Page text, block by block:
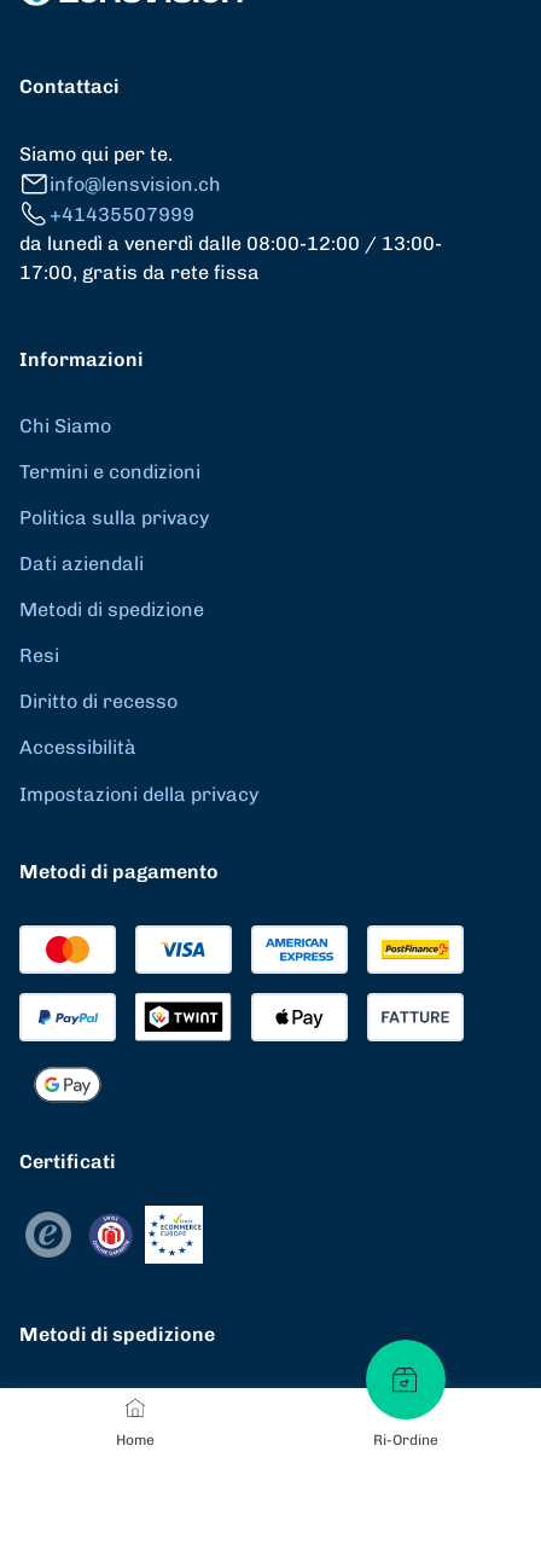
Home Ri-Ordine
Contattaci
Siamo qui per te.
info@lensvision.ch
+41435507999
da lunedì a venerdì dalle 08:00-12:00 / 13:00-
17:00, gratis da rete fissa
Informazioni
Chi Siamo
Termini e condizioni
Politica sulla privacy
Dati aziendali
Metodi di spedizione
Resi
Diritto di recesso
Accessibilità
Impostazioni della privacy
Metodi di pagamento
Certificati
Metodi di spedizione